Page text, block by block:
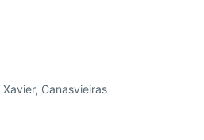
Canasvieiras